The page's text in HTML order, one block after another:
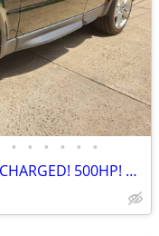
• • • • • •
2013 RANGE ROVER SPORT SUPERCHARGED! 500HP! ONLY 36K MILES!